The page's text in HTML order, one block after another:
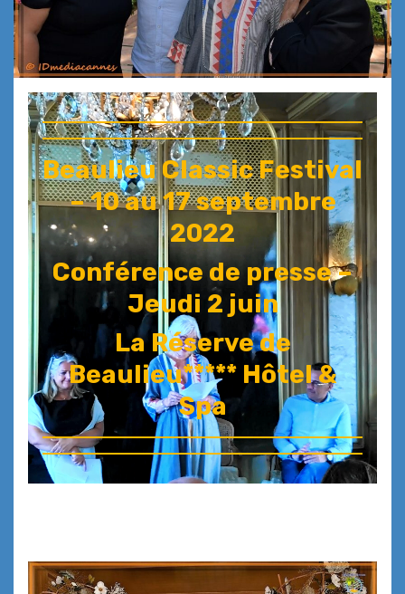
Beaulieu Classic Festival
– 10 au 17 septembre
2022
Conférence de presse –
Jeudi 2 juin
La Réserve de
Beaulieu***** Hôtel &
Spa